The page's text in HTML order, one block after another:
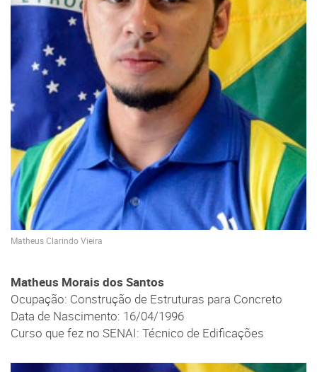
Matheus Clarindo Vieira
Matheus Morais dos Santos
Ocupação: Construção de Estruturas para Concreto
Data de Nascimento: 16/04/1996
Curso que fez no SENAI: Técnico de Edificações